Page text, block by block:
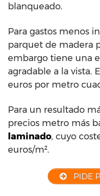
blanqueado.
Para gastos menos
parquet de madera
embargo tiene una
agradable a la vista.
euros por metro
Para un resultado
precios metro más
laminado, cuyo
euros/m².
PIDE